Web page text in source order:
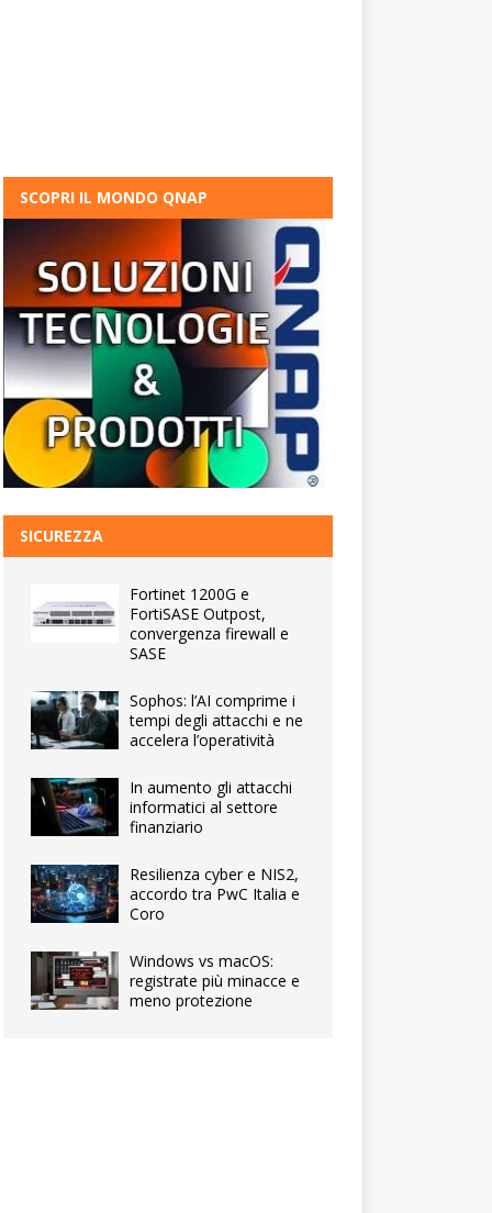
SCOPRI IL MONDO QNAP
SICUREZZA
Fortinet 1200G e
FortiSASE Outpost,
convergenza firewall e
SASE
Sophos: l’AI comprime i
tempi degli attacchi e ne
accelera l’operatività
In aumento gli attacchi
informatici al settore
finanziario
Resilienza cyber e NIS2,
accordo tra PwC Italia e
Coro
Windows vs macOS:
registrate più minacce e
meno protezione